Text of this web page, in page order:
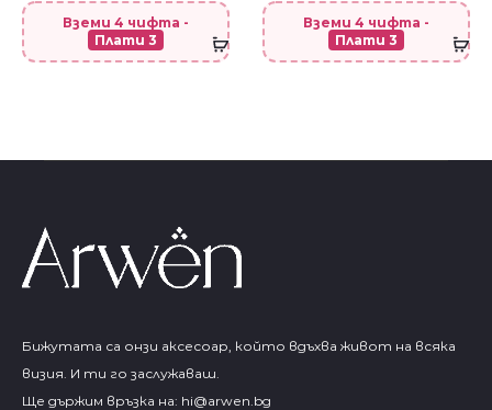
Вземи 4 чифта -
Плати 3
Вземи 4 чифта -
Плати 3
Бижутата са онзи аксесоар, който вдъхва живот на всяка
визия. И ти го заслужаваш.
Ще държим връзка на: hi@arwen.bg